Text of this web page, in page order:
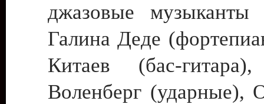
джазовые музыканты
Галина Деде
Китаев (бас-
Воленберг (ударные),